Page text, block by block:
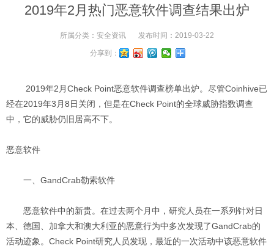
2019年2月热门恶意软件调查结果出炉
所属分类： 安全资讯 发布时间： 2019-03-22
分享到：
2019年2月Check Point恶意软件调查榜单出炉。尽管Coinhive已
经在2019年3月8日关闭，但是在Check Point的全球威胁指数调查
中，它的威胁仍旧居高不下。
恶意软件
一、GandCrab勒索软件
恶意软件中的新贵。在过去两个月中，研究人员在一系列针对日
本、德国、加拿大和澳大利亚的恶意行为中多次发现了GandCrab的
活动迹象。Check Point研究人员发现，最近的一次活动中该恶意软件